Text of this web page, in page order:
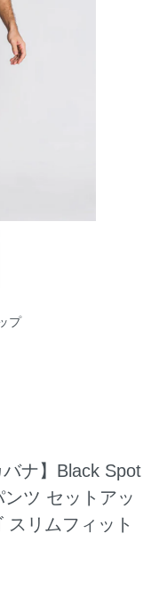
プ
ナ】Black Spot
ツ セットアッ
リムフィット